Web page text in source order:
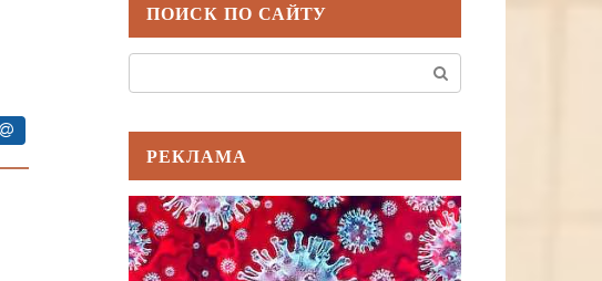
ПОИСК ПО САЙТУ
РЕКЛАМА